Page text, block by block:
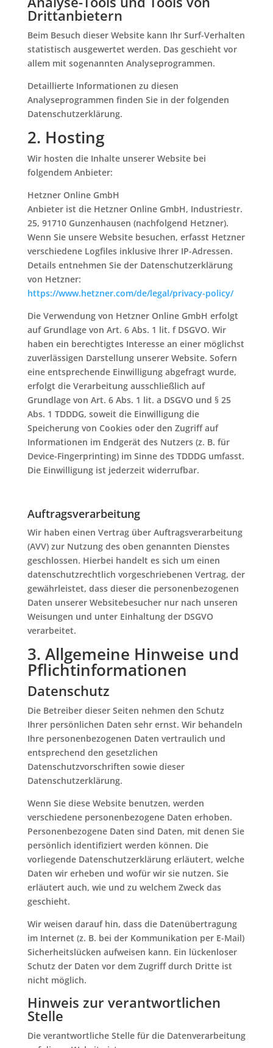
Dritt­anbietern
Beim Besuch dieser Website kann Ihr Surf-Verhalten
statistisch ausgewertet werden. Das geschieht vor
allem mit sogenannten Analyseprogrammen.
Detaillierte Informationen zu diesen
Analyseprogrammen finden Sie in der folgenden
Datenschutzerklärung.
2. Hosting
Wir hosten die Inhalte unserer Website bei
folgendem Anbieter:
Hetzner Online GmbH
Anbieter ist die Hetzner Online GmbH, Industriestr.
25, 91710 Gunzenhausen (nachfolgend Hetzner).
Wenn Sie unsere Website besuchen, erfasst Hetzner
verschiedene Logfiles inklusive Ihrer IP-Adressen.
Details entnehmen Sie der Datenschutzerklärung
von Hetzner:
https://www.hetzner.com/de/legal/privacy-policy/
Die Verwendung von Hetzner Online GmbH erfolgt
auf Grundlage von Art. 6 Abs. 1 lit. f DSGVO. Wir
haben ein berechtigtes Interesse an einer möglichst
zuverlässigen Darstellung unserer Website. Sofern
eine entsprechende Einwilligung abgefragt wurde,
erfolgt die Verarbeitung ausschließlich auf
Grundlage von Art. 6 Abs. 1 lit. a DSGVO und § 25
Abs. 1 TDDDG, soweit die Einwilligung die
Speicherung von Cookies oder den Zugriff auf
Informationen im Endgerät des Nutzers (z. B. für
Device-Fingerprinting) im Sinne des TDDDG umfasst.
Die Einwilligung ist jederzeit widerrufbar.​
Auftragsverarbeitung
Wir haben einen Vertrag über Auftragsverarbeitung
(AVV) zur Nutzung des oben genannten Dienstes
geschlossen. Hierbei handelt es sich um einen
datenschutzrechtlich vorgeschriebenen Vertrag, der
gewährleistet, dass dieser die personenbezogenen
Daten unserer Websitebesucher nur nach unseren
Weisungen und unter Einhaltung der DSGVO
verarbeitet.
3. Allgemeine Hinweise und
Pflicht­informationen
Datenschutz
Die Betreiber dieser Seiten nehmen den Schutz
Ihrer persönlichen Daten sehr ernst. Wir behandeln
Ihre personenbezogenen Daten vertraulich und
entsprechend den gesetzlichen
Datenschutzvorschriften sowie dieser
Datenschutzerklärung.
Wenn Sie diese Website benutzen, werden
verschiedene personenbezogene Daten erhoben.
Personenbezogene Daten sind Daten, mit denen Sie
persönlich identifiziert werden können. Die
vorliegende Datenschutzerklärung erläutert, welche
Daten wir erheben und wofür wir sie nutzen. Sie
erläutert auch, wie und zu welchem Zweck das
geschieht.
Wir weisen darauf hin, dass die Datenübertragung
im Internet (z. B. bei der Kommunikation per E-Mail)
Sicherheitslücken aufweisen kann. Ein lückenloser
Schutz der Daten vor dem Zugriff durch Dritte ist
nicht möglich.
Hinweis zur verantwortlichen
Stelle
Die verantwortliche Stelle für die Datenverarbeitung